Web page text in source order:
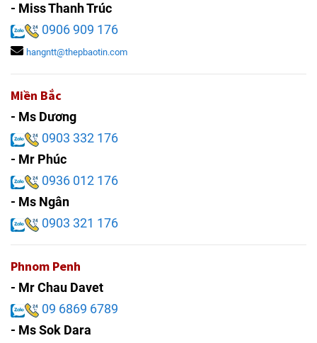
- Miss Thanh Trúc
0906 909 176
hangntt@thepbaotin.com
Miền Bắc
- Ms Dương
0903 332 176
- Mr Phúc
0936 012 176
- Ms Ngân
0903 321 176
Phnom Penh
- Mr Chau Davet
09 6869 6789
- Ms Sok Dara